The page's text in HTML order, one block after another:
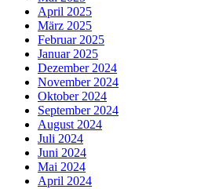
April 2025
März 2025
Februar 2025
Januar 2025
Dezember 2024
November 2024
Oktober 2024
September 2024
August 2024
Juli 2024
Juni 2024
Mai 2024
April 2024